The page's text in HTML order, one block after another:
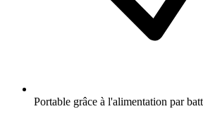
Portable grâce à l'alimentation par